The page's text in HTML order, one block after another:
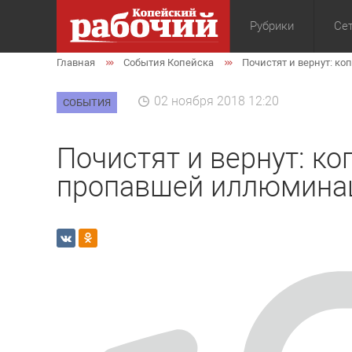
Рубрики
Общество
Главная События Копейска Почистят и вернут:
СОБЫТИЯ 02 ноября 2018 12:20
Почистят и вернут:
пропавшей